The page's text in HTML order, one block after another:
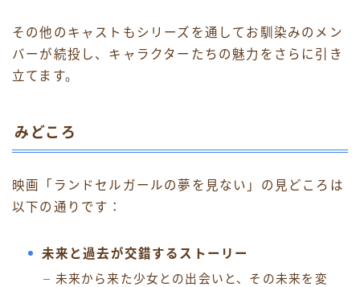
その他のキャストもシリーズを通してお馴染みのメン
バーが続投し、キャラクターたちの魅力をさらに引き
立てます。
みどころ
映画「ランドセルガールの夢を見ない」の見どころは
以下の通りです：
未来と過去が交錯するストーリー
未来から来た少女との出会いと、その未来を変